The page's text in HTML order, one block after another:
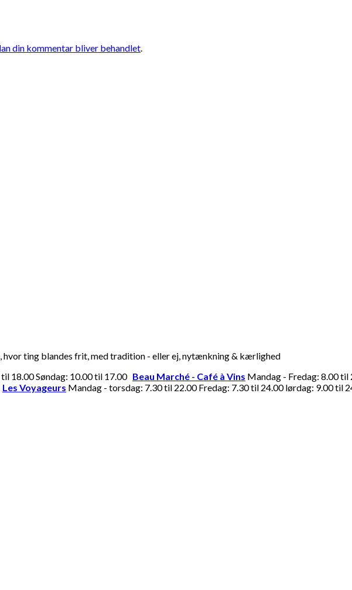
din kommentar bliver behandlet.
ting blandes frit, med tradition - eller ej, nytænkning & kærlighed
18.00 Søndag: 10.00 til 17.00 Beau Marché - Café à Vins Mandag - Fredag: 8.00 til
Les Voyageurs Mandag - torsdag: 7.30 til 22.00 Fredag: 7.30 til 24.00 lørdag: 9.00 til